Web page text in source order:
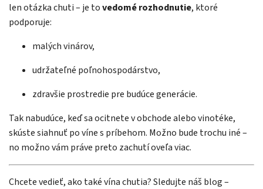
len otázka chuti – je tovedomé rozhodnutie, ktoré
podporuje:
malých vinárov,
udržateľné poľnohospodárstvo,
zdravšie prostredie pre budúce generácie.
Tak nabudúce, keď sa ocitnete v obchode alebo vinotéke,
skúste siahnuť po víne s príbehom. Možno bude trochu iné –
no možno vám práve preto zachutí oveľa viac.
Chcete vedieť, ako také vína chutia? Sledujte náš blog –